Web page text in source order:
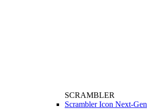
SCRAMBLER
Scrambler Icon Next-Gen